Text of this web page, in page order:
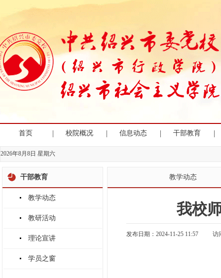
首页 | 校院概况 | 信息动态 | 干部教育 |
2026年8月8日 星期六
干部教育
教学动态
教研活动
理论宣讲
学员之窗
教学动态
我校
发布日期：2024-11-25 11:57 访